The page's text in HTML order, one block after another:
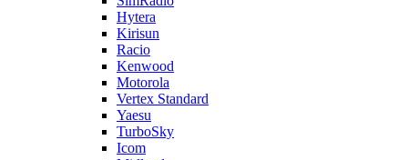
Hytera
Kirisun
Racio
Kenwood
Motorola
Vertex Standard
Yaesu
TurboSky
Icom